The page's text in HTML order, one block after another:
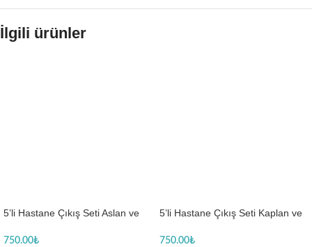
İlgili ürünler
5’li Hastane Çıkış Seti Aslan ve
750.00₺
5’li Hastane Çıkış Seti Kaplan ve
750.00₺